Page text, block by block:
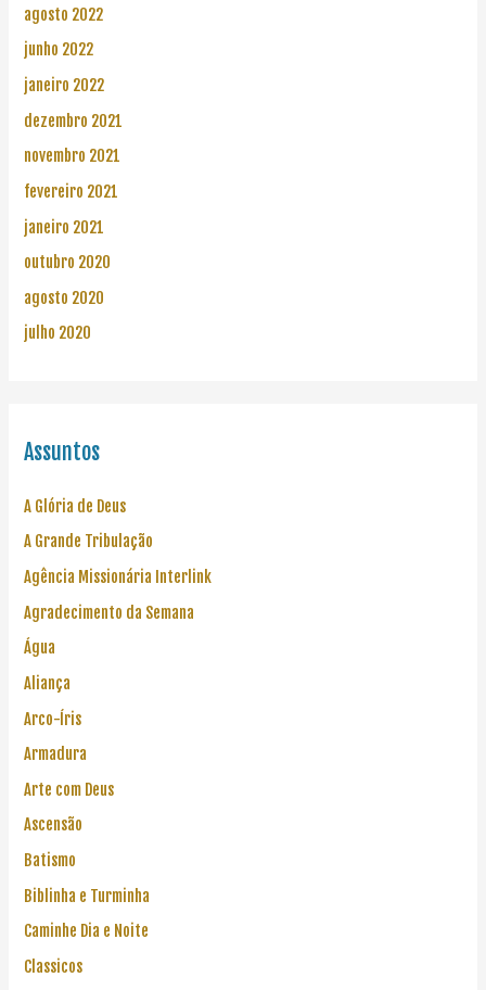
agosto 2022
junho 2022
janeiro 2022
dezembro 2021
novembro 2021
fevereiro 2021
janeiro 2021
outubro 2020
agosto 2020
julho 2020
Assuntos
A Glória de Deus
A Grande Tribulação
Agência Missionária Interlink
Agradecimento da Semana
Água
Aliança
Arco-Íris
Armadura
Arte com Deus
Ascensão
Batismo
Biblinha e Turminha
Caminhe Dia e Noite
Classicos